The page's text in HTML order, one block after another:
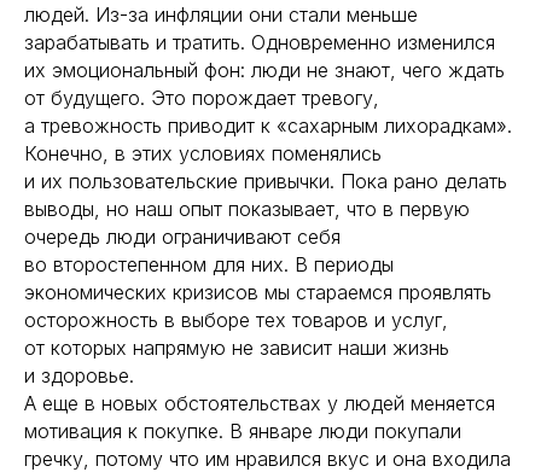
людей. Из-за инфляции они стали меньше
зарабатывать и тратить. Одновременно изменился
их эмоциональный фон: люди не знают, чего ждать
от будущего. Это порождает тревогу,
а тревожность приводит к «сахарным лихорадкам».
Конечно, в этих условиях поменялись
и их пользовательские привычки. Пока рано делать
выводы, но наш опыт показывает, что в первую
очередь люди ограничивают себя
во второстепенном для них. В периоды
экономических кризисов мы стараемся проявлять
осторожность в выборе тех товаров и услуг,
от которых напрямую не зависит наши жизнь
и здоровье.
А еще в новых обстоятельствах у людей меняется
мотивация к покупке. В январе люди покупали
гречку, потому что им нравился вкус и она входила